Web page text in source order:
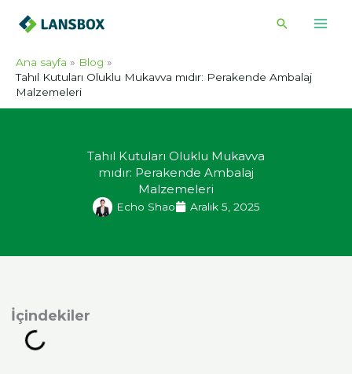
Arama
Ana sayfa
Blog
Tahıl Kutuları Oluklu Mukavva mıdır: Perakende Ambalaj
Malzemeleri
Tahıl Kutuları Oluklu Mukavva
mıdır: Perakende Ambalaj
Malzemeleri
Echo Shao Aralık 5, 2025